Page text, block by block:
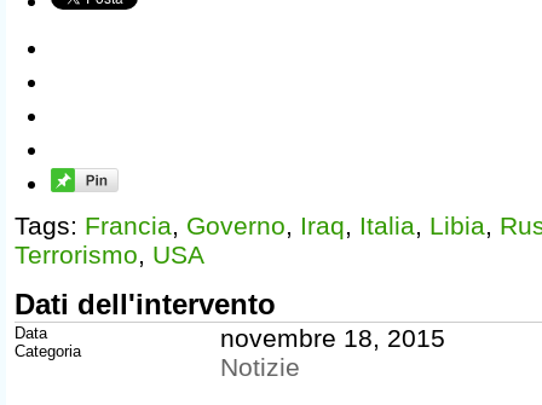
Tags: Francia, Governo, Iraq, Italia, Libia,
Terrorismo, USA
Dati dell'intervento
Data
Categoria
novembre 18, 2015
Notizie